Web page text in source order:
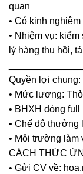
quan
• Có kinh
• Nhiệm vụ:
lý hàng thu hồi,
Quyền lợi chung:
• Mức lương:
• BHXH đóng
• Chế độ thưởng
• Môi trường làm
CÁCH THỨC
• Gửi CV về: